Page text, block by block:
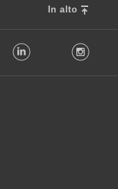
In alto
LinkedIn